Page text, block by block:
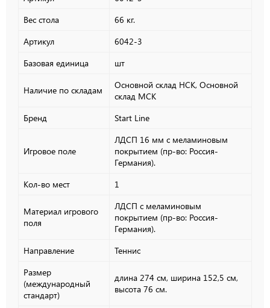
Вес стола
66 кг.
Артикул
6042-3
Базовая единица
шт
Наличие по складам
Основной склад НСК, Основной
склад МСК
Бренд
Start Line
Игровое поле
ЛДСП 16 мм с меламиновым
покрытием (пр-во: Россия-
Германия).
Кол-во мест
1
Материал игрового
поля
ЛДСП с меламиновым
покрытием (пр-во: Россия-
Германия).
Направление
Теннис
Размер
(международный
стандарт)
длина 274 см, ширина 152,5 см,
высота 76 см.